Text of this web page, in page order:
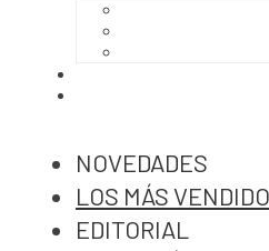
NOVEDADES
LOS MÁS
EDITORIAL